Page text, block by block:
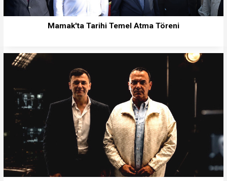
Mamak'ta Tarihi Temel Atma Töreni